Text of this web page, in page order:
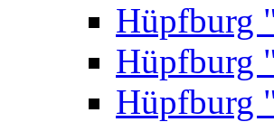
Hüpfburg
Hüpfburg
Hüpfburg